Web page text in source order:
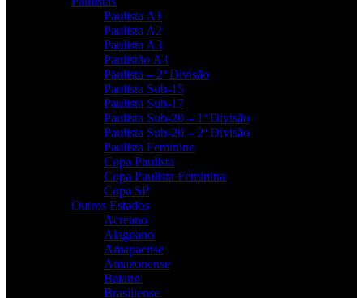
Paulista A1
Paulista A2
Paulista A3
Paulistão A4
Paulista – 2ª Divisão
Paulista Sub-15
Paulista Sub-17
Paulista Sub-20 – 1ª Divisão
Paulista Sub-20 – 2ª Divisão
Paulista Feminino
Copa Paulista
Copa Paulista Feminina
Copa SP
Outros Estados
Acreano
Alagoano
Amapaense
Amazonense
Baiano
Brasiliense